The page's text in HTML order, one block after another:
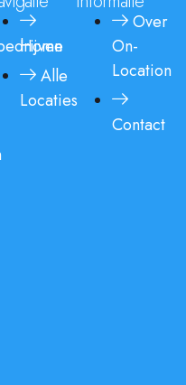
Home
Alle
Locaties
Over
On-
Location
Contact